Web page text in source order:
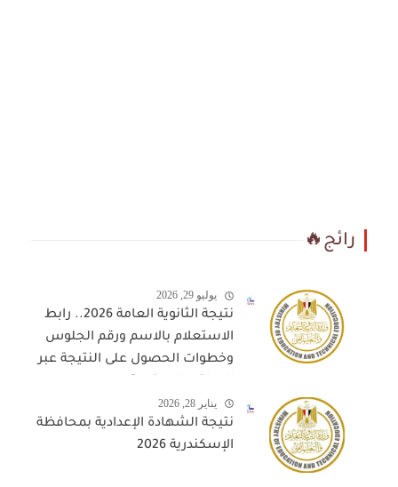
رائج🔥
يوليو 29, 2026
نتيجة الثانوية العامة 2026.. رابط
الاستعلام بالاسم ورقم الجلوس
وخطوات الحصول على النتيجة عبر
يناير 28, 2026
نتيجة الشهادة الإعدادية بمحافظة
الإسكندرية 2026